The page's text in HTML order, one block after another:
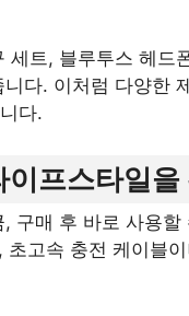
트, 블루투스 헤드
다. 이처럼 다양한
다.
프스타일을
구매 후 바로 사용할
고속 충전 케이블